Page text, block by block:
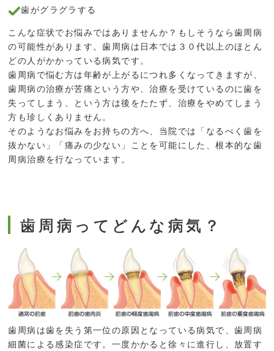
歯がグラグラする
こんな症状でお悩みではありませんか？もしそうなら歯周病
の可能性があります。歯周病は日本では３０代以上のほとん
どの人がかかっている病気です。
歯周病で悩む方は年齢が上がるにつれ多くなってきますが、
歯周病の治療が苦痛という方や、治療を受けているのに歯を
失ってしまう、という方は後をたたず、治療をやめてしまう
方も珍しくありません。
そのようなお悩みをお持ちの方へ、当院では「なるべく歯を
抜かない」「痛みの少ない」ことを可能にした、根本的な歯
周病治療を行なっています。
歯周病ってどんな病気？
歯周病は歯を失う第一位の原因となっている病気で、歯周病
細菌による感染症です。一度かかると徐々に進行し、放置す